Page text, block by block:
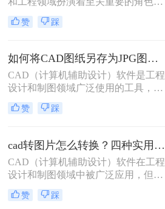
者轻松实现这一需求。
但有时我们需要将CAD文件转换为高
清图片以便于展示、分享或进一步处
以下将为您详细介绍几种将CAD文件
转换为高清图片的方法。
赞 踩
如何将CAD图纸另存为JPG图片？教你三种方法轻松搞定！
CAD（计算机辅助设计）软件是工程
设计和制图领域广泛使用的工具，而
JPG图片格式则因其广泛的兼容性和
较小的文件大小而常用于分享和展示
片，不仅可以方便地在各种设备上查
看，还能有效减少文件传输的时间和
存储空间。那么如何将CAD图纸另存
为JPG图片呢？以下将详细介绍几种
将CAD图纸另存为JPG图片的方法，
并结合相关数字和信息进行说明。
赞 踩
cad转图片怎么转换？四种实用方法速学！
CAD（计算机辅助设计）软件在工程
设计和制图领域中被广泛应用，但有
时候我们需要将CAD文件转换为图片
格式以便于分享、展示或打印。那么
赞 踩